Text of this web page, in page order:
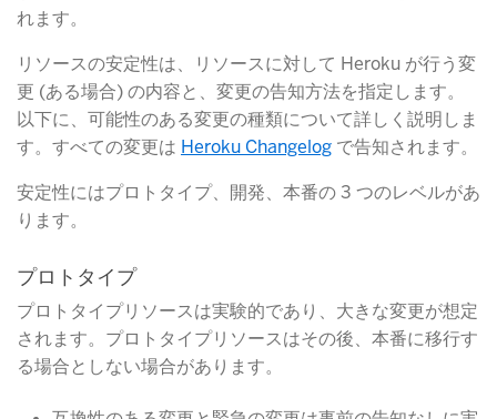
れます。
リソースの安定性は、リソースに対して Heroku が行う変
更 (ある場合) の内容と、変更の告知方法を指定します。
以下に、可能性のある変更の種類について詳しく説明しま
す。すべての変更は Heroku Changelog ​ で告知されます。
安定性にはプロトタイプ、開発、本番の 3 つのレベルがあ
ります。
プロトタイプ
プロトタイプリソースは実験的であり、大きな変更が想定
されます。プロトタイプリソースはその後、本番に移行す
る場合としない場合があります。